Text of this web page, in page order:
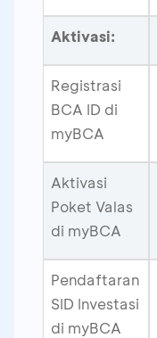
Aktivasi:
Registrasi
BCA ID di
myBCA
Aktivasi
Poket Valas
di myBCA
Pendaftaran
SID Investasi
di myBCA